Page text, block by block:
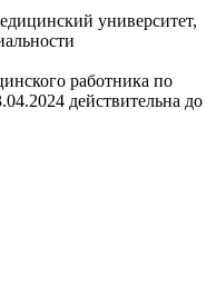
университет,
работника по
действительна до